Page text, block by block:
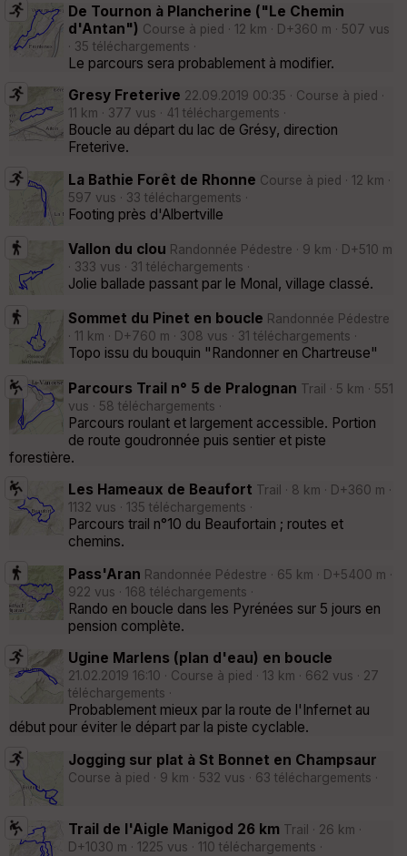
De Tournon à Plancherine ("Le Chemin
d'Antan") Course à pied · 12 km · D+360 m · 507 vus
· 35 téléchargements ·
Le parcours sera probablement à modifier.
Gresy Freterive 22.09.2019 00:35 · Course à pied ·
11 km · 377 vus · 41 téléchargements ·
Boucle au départ du lac de Grésy, direction
Freterive.
La Bathie Forêt de Rhonne Course à pied · 12 km ·
597 vus · 33 téléchargements ·
Footing près d'Albertville
Vallon du clou Randonnée Pédestre · 9 km · D+510 m
· 333 vus · 31 téléchargements ·
Jolie ballade passant par le Monal, village classé.
Sommet du Pinet en boucle Randonnée Pédestre
· 11 km · D+760 m · 308 vus · 31 téléchargements ·
Topo issu du bouquin "Randonner en Chartreuse"
Parcours Trail n° 5 de Pralognan Trail · 5 km · 551
vus · 58 téléchargements ·
Parcours roulant et largement accessible. Portion
de route goudronnée puis sentier et piste
forestière.
Les Hameaux de Beaufort Trail · 8 km · D+360 m ·
1132 vus · 135 téléchargements ·
Parcours trail n°10 du Beaufortain ; routes et
chemins.
Pass'Aran Randonnée Pédestre · 65 km · D+5400 m ·
922 vus · 168 téléchargements ·
Rando en boucle dans les Pyrénées sur 5 jours en
pension complète.
Ugine Marlens (plan d'eau) en boucle
21.02.2019 16:10 · Course à pied · 13 km · 662 vus · 27
téléchargements ·
Probablement mieux par la route de l'Infernet au
début pour éviter le départ par la piste cyclable.
Jogging sur plat à St Bonnet en Champsaur
Course à pied · 9 km · 532 vus · 63 téléchargements ·
Trail de l'Aigle Manigod 26 km Trail · 26 km ·
D+1030 m · 1225 vus · 110 téléchargements ·